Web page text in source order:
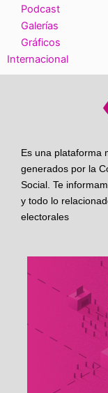
Podcast
Galerías
Gráficos
Internacional
Es una plataforma
generados por la
Social. Te
y todo lo
electorales